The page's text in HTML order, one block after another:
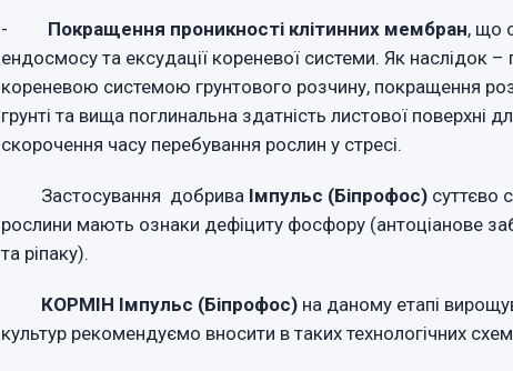
- Покращення проникності клітинних мембран, що
ендосмосу та ексудації кореневої системи. Як наслідок
кореневою системою грунтового розчину, покращення
грунті та вища поглинальна здатність листової поверхні
скорочення часу перебування рослин у стресі.
Застосування добрива Імпульс (Біпрофос) суттєво
рослини мають ознаки дефіциту фосфору (антоціанове
та ріпаку).
КОРМІН Імпульс (Біпрофос) на даному етапі
культур рекомендуємо вносити в таких технологічних